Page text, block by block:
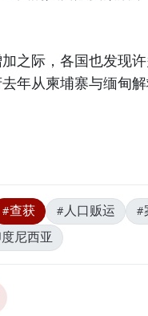
之际，各国也发现
年从柬埔寨与缅甸
#查获 #人口贩运 #
尼西亚